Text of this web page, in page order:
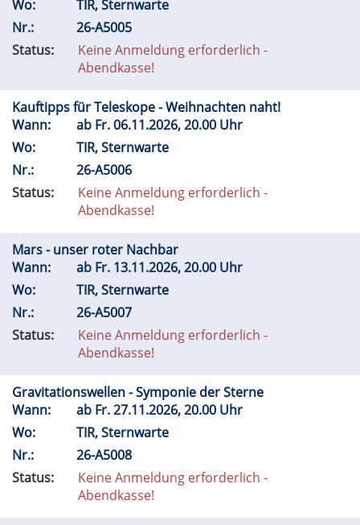
Wo:
TIR, Sternwarte
Nr.:
26-A5005
Status:
Keine Anmeldung erforderlich -
Abendkasse!
Kauftipps für Teleskope - Weihnachten naht!
Wann:
ab Fr.06.11.2026, 20.00 Uhr
Wo:
TIR, Sternwarte
Nr.:
26-A5006
Status:
Keine Anmeldung erforderlich -
Abendkasse!
Mars - unser roter Nachbar
Wann:
ab Fr. 13.11.2026, 20.00 Uhr
Wo:
TIR, Sternwarte
Nr.:
26-A5007
Status:
Keine Anmeldung erforderlich -
Abendkasse!
Gravitationswellen - Symponie der Sterne
Wann:
ab Fr.27.11.2026, 20.00 Uhr
Wo:
TIR, Sternwarte
Nr.:
26-A5008
Status:
Keine Anmeldung erforderlich -
Abendkasse!